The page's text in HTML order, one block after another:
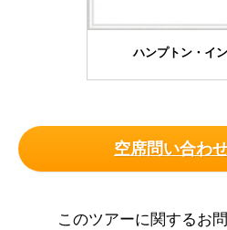
ハンプトン・イ
空席問い合わ
このツアーに関するお